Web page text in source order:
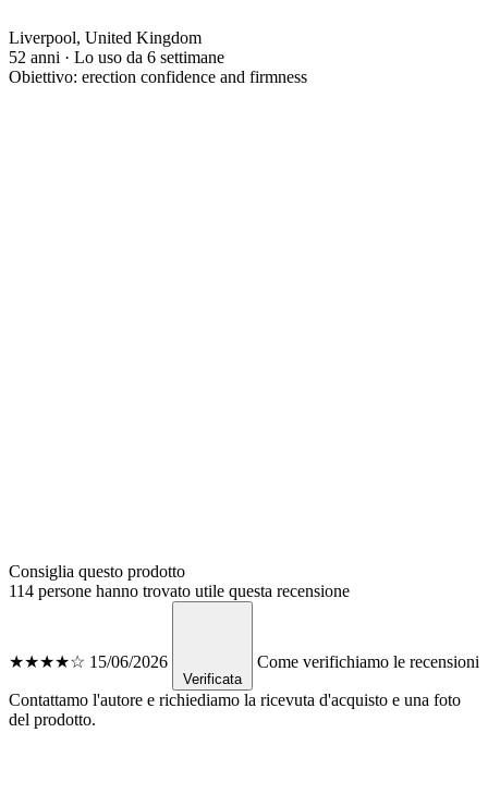
Liverpool, United Kingdom
52 anni · Lo uso da 6 settimane
Obiettivo: erection confidence and firmness
Consiglia questo prodotto
114 persone hanno trovato utile questa recensione
★★★★☆ 15/06/2026
Verificata
Come verifichiamo le recensioni
Contattamo l'autore e richiediamo la ricevuta d'acquisto e una foto
del prodotto.